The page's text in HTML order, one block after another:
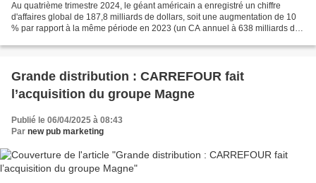
Au quatrième trimestre 2024, le géant américain a enregistré un chiffre
d'affaires global de 187,8 milliards de dollars, soit une augmentation de 10
% par rapport à la même période en 2023 (un CA annuel à 638 milliards de
Grande distribution : CARREFOUR fait
l’acquisition du groupe Magne
Publié le 06/04/2025 à 08:43
Par new pub marketing